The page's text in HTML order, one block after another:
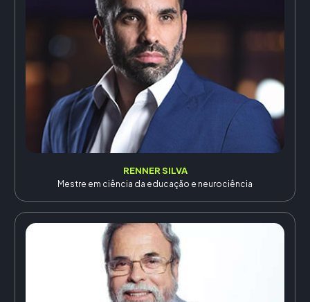
RENNER SILVA
Mestre em ciência da educação e neurociência